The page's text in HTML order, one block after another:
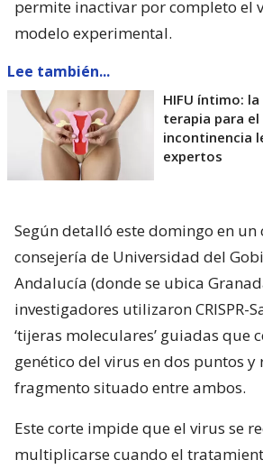
permite inactivar por completo el
modelo experimental.
Lee también...
HIFU íntimo:
terapia para
incontinencia
expertos
Según detalló este domingo en
consejería de Universidad del
Andalucía (donde se ubica
investigadores utilizaron CRISPR-
‘tijeras moleculares’ guiadas que
genético del virus en dos puntos y
fragmento situado entre ambos.
Este corte impide que el virus se
multiplicarse cuando el